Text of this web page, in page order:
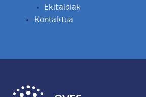
Ekitaldiak
Kontaktua